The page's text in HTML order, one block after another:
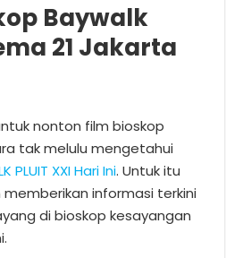
Baywalk
21 Jakarta
nonton film bioskop
tak melulu mengetahui
PLUIT XXI Hari Ini. Untuk itu
memberikan informasi terkini
di bioskop kesayangan